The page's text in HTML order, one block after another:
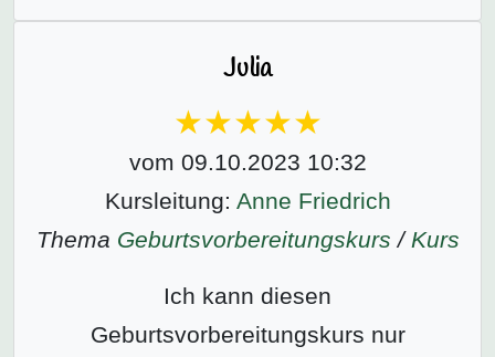
Julia
vom 09.10.2023 10:32
Kursleitung: Anne Friedrich
Thema Geburtsvorbereitungs­kurs / Kurs
Ich kann diesen
Geburtsvorbereitungskurs nur